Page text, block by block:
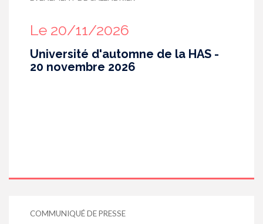
Le 20/11/2026
Université d'automne de la HAS -
20 novembre 2026
COMMUNIQUÉ DE PRESSE